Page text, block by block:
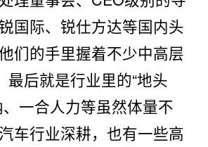
国际、锐仕方达等国内头
们的手里握着不少中高层
最后就是行业里的“地头
一合人力等虽然体量不
车行业深耕，也有一些高